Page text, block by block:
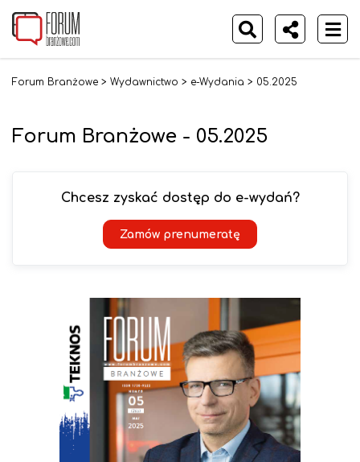
Forum Branżowe > Wydawnictwo > e-Wydania > 05.2025
Forum Branżowe - 05.2025
Chcesz zyskać dostęp do e-wydań?
Zamów prenumeratę